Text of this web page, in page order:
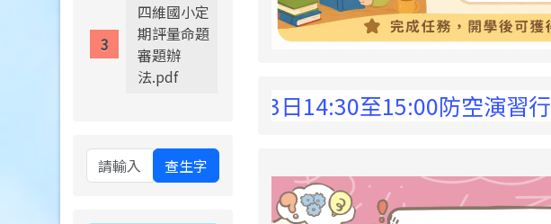
8月13日14:30至15:00防空演習行網降速
四維國小定
期評量命題
審題辦
法.pdf
查生字